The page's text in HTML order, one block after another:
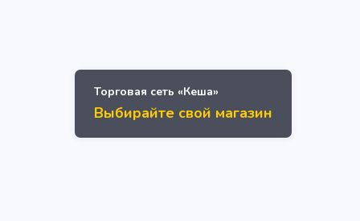
Торговая сеть «Кеша»
Выбирайте свой магазин